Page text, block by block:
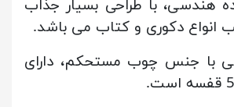
هندسی، با طراحی بسیار جذاب
انواع دکوری و کتاب می باشد.
با جنس چوب مستحکم، دارای